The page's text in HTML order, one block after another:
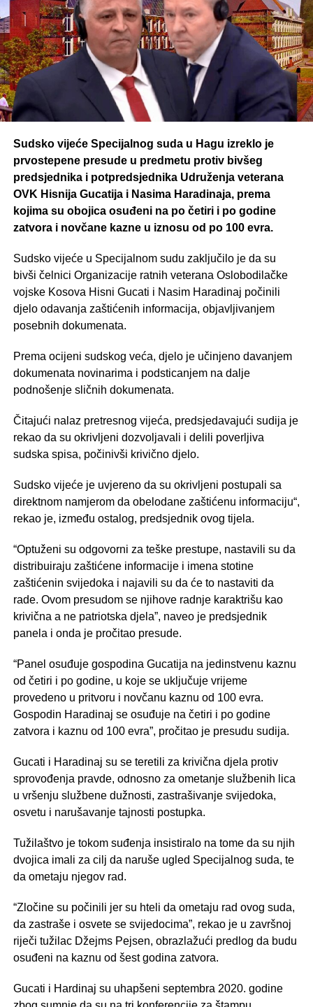
Sudsko vijeće Specijalnog suda u Hagu izreklo je
prvostepene presude u predmetu protiv bivšeg
predsjednika i potpredsjednika Udruženja veterana
OVK Hisnija Gucatija i Nasima Haradinaja, prema
kojima su obojica osuđeni na po četiri i po godine
zatvora i novčane kazne u iznosu od po 100 evra.
Sudsko vijeće u Specijalnom sudu zaključilo je da su
bivši čelnici Organizacije ratnih veterana Oslobodilačke
vojske Kosova Hisni Gucati i Nasim Haradinaj počinili
djelo odavanja zaštićenih informacija, objavljivanjem
posebnih dokumenata.
Prema ocijeni sudskog veća, djelo je učinjeno davanjem
dokumenata novinarima i podsticanjem na dalje
podnošenje sličnih dokumenata.
Čitajući nalaz pretresnog vijeća, predsjedavajući sudija je
rekao da su okrivljeni dozvoljavali i delili poverljiva
sudska spisa, počinivši krivično djelo.
Sudsko vijeće je uvjereno da su okrivljeni postupali sa
direktnom namjerom da obelodane zaštićenu informaciju“,
rekao je, između ostalog, predsjednik ovog tijela.
“Optuženi su odgovorni za teške prestupe, nastavili su da
distribuiraju zaštićene informacije i imena stotine
zaštićenin svijedoka i najavili su da će to nastaviti da
rade. Ovom presudom se njihove radnje karaktrišu kao
krivična a ne patriotska djela”, naveo je predsjednik
panela i onda je pročitao presude.
“Panel osuđuje gospodina Gucatija na jedinstvenu kaznu
od četiri i po godine, u koje se uključuje vrijeme
provedeno u pritvoru i novčanu kaznu od 100 evra.
Gospodin Haradinaj se osuđuje na četiri i po godine
zatvora i kaznu od 100 evra”, pročitao je presudu sudija.
Gucati i Haradinaj su se teretili za krivična djela protiv
sprovođenja pravde, odnosno za ometanje službenih lica
u vršenju službene dužnosti, zastrašivanje svijedoka,
osvetu i narušavanje tajnosti postupka.
Tužilaštvo je tokom suđenja insistiralo na tome da su njih
dvojica imali za cilj da naruše ugled Specijalnog suda, te
da ometaju njegov rad.
“Zločine su počinili jer su hteli da ometaju rad ovog suda,
da zastraše i osvete se svijedocima”, rekao je u završnoj
riječi tužilac Džejms Pejsen, obrazlažući predlog da budu
osuđeni na kaznu od šest godina zatvora.
Gucati i Hardinaj su uhapšeni septembra 2020. godine